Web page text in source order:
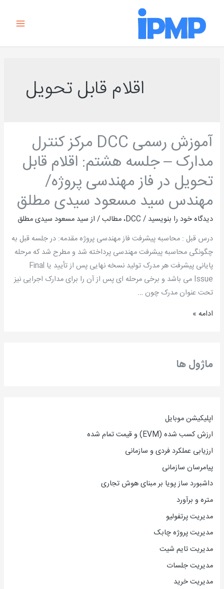
ماژول ها
اپلیکیشن موبایل
ارزش کسب شده (EVM) و قیمت تمام شده
ارزیابی عملکرد فردی و سازمانی
پیامرسان سازمانی
داشبورد ساز پویا بر مبنای هوش تجاری
متره و برآورد
مدیریت پرتفولیو
مدیریت پروژه چابک
مدیریت تایم شیت
مدیریت جلسات
مدیریت خرید
اقلام قابل تحویل
آموزش رسمی DCC مرکز کنترل
مدارک – جلسه هشتم: اقلام قابل
تحویل در فاز مهندسی پروژه/
مهندس سید مسعود سیدی مطلق
دیدگاه‌ خود را بنویسید /
DCC،مطالب/ ازسید مسعود سیدی مطلق
درس قبل : محاسبه پیشرفت فاز مهندسی پروژه مقدمه: در جلسه قبل به
چگونگی محاسبه پیشرفت مهندسی پرداخته شد و مطرح شد که مرحله
پایانی پیشرفت هر مدرک تولید نسخه نهایی پس از تأیید یا Final
Issue می باشد و برخی مرحله ای پس از آن را برای مدارک اجرایی نیز
تحت عنوان مدرک چون …
آموزش
رسمی
DCC
مرکز
مدارک
–
هشتم:
اقلام
قابل
تحویل
فاز
سید
ادامه »